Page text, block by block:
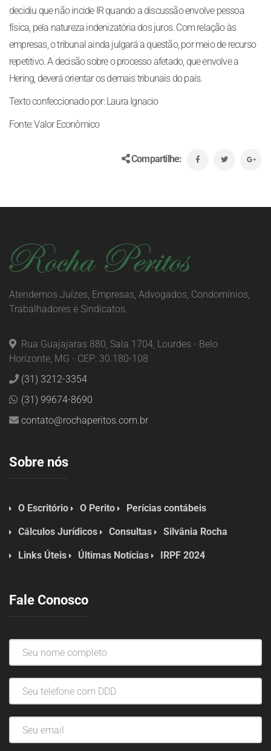
decidiu que não incide IR quando a discussão envolve pessoa
física, pela natureza indenizatória dos juros. Com relação às
empresas, o tribunal ainda julgará a questão, por meio de recurso
repetitivo. A decisão sobre o processo afetado, que envolve a
Hering, deverá orientar os demais tribunais do país.
Texto confeccionado por: Laura Ignacio
Fonte: Valor Econômico
Compartilhe:
Atendemos Juízes, Empresas, Advogados, Condomínios,
Trabalhadores e Sindicatos.
Rua Guajajaras 880, Sala 1704, Lourdes - Belo
Horizonte, MG - CEP: 30.180-108
(31) 3212-3354
(31) 99674-8690
contato@rochaperitos.com.br
Sobre nós
O Escritório O Perito Perícias contábeis
Cálculos Jurídicos Consultas Silvânia Rocha
Links Úteis Últimas Notícias IRPF 2024
Fale Conosco